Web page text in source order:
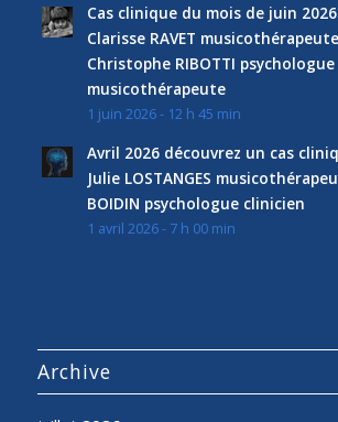
Cas clinique du mois de juin
Clarisse RAVET
Christophe RIBOTTI
musicothérapeute
1 juin 2026 - 12 h 45 min
Avril 2026 découvrez un cas
Julie LOSTANGES
BOIDIN psychologue clinicien
1 avril 2026 - 7 h 00 min
Archive